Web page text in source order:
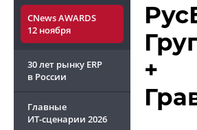
CNews AWARDS
12 ноября
30 лет рынку ERP
в России
Главные
ИТ-сценарии 2026
+